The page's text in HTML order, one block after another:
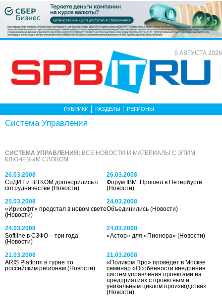
9 АВГУСТА 2026
РУБРИКИ РАЗДЕЛЫ РЕГИОНЫ
Система Управления
СИСТЕМА УПРАВЛЕНИЯ: ВСЕ НОВОСТИ И МАТЕРИАЛЫ С ЭТИМ
КЛЮЧЕВЫМ СЛОВОМ
26.03.2008
СоДИТ и BITKOM договорились о
сотрудничестве (Новости)
26.03.2008
Форум IBM. Прошел в Петербурге
(Новости)
25.03.2008
«Ирисофт» предстал в новом свете
(Новости)
24.03.2008
Объединились(Новости)
24.03.2008
Softline в СЗФО – три года
(Новости)
24.03.2008
«Астор» для «Пионера»(Новости)
21.03.2008
ARIS Platform в турне по
российским регионам (Новости)
21.03.2008
«Поликом Про» проведет в Москве
семинар «Особенности внедрения
систем управления проектами на
предприятиях с проектным и
уникальным циклом производства»
(Новости)